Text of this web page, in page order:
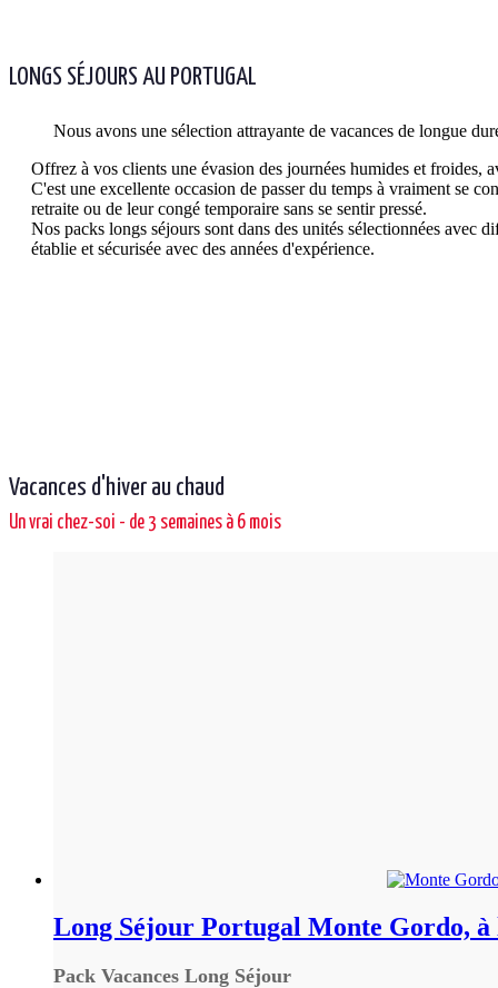
LONGS SÉJOURS AU PORTUGAL
Nous avons une sélection attrayante de vacances de longue
Offrez à vos clients une évasion des journées humides et
C'est une excellente occasion de passer du temps à vraiment se
retraite ou de leur congé temporaire sans se sentir pressé.
Nos packs longs séjours sont dans des unités sélectionnées avec
établie et sécurisée avec des années d'expérience.
Vacances d'hiver au chaud
Un vrai chez-soi - de 3 semaines à 6 mois
Long Séjour Portugal Monte Gordo,
Pack Vacances Long Séjour